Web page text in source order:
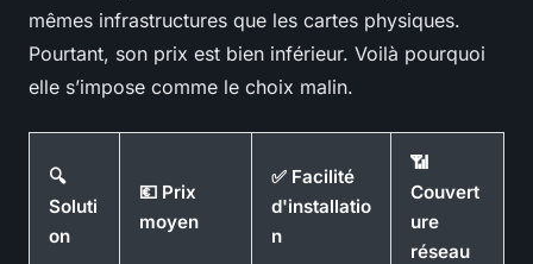
mêmes infrastructures que les cartes physiques.
Pourtant, son prix est bien inférieur. Voilà pourquoi
elle s’impose comme le choix malin.
🔍
Soluti
on
💶 Prix
moyen
✅ Facilité
d'installatio
n
📶
Couvert
ure
réseau